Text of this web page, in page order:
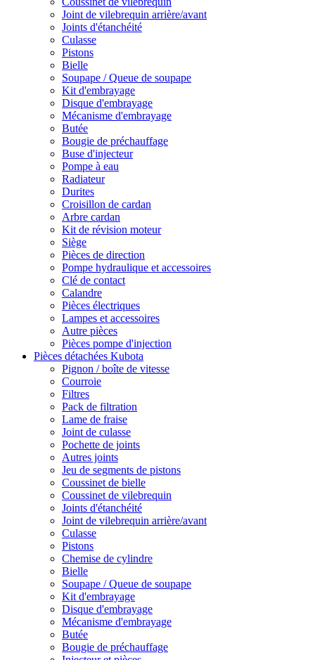
Joint de vilebrequin arrière/avant
Joints d'étanchéité
Culasse
Pistons
Bielle
Soupape / Queue de soupape
Kit d'embrayage
Disque d'embrayage
Mécanisme d'embrayage
Butée
Bougie de préchauffage
Buse d'injecteur
Pompe à eau
Radiateur
Durites
Croisillon de cardan
Arbre cardan
Kit de révision moteur
Siège
Pièces de direction
Pompe hydraulique et accessoires
Clé de contact
Calandre
Pièces électriques
Lampes et accessoires
Autre pièces
Pièces pompe d'injection
Pièces détachées Kubota
Pignon / boîte de vitesse
Courroie
Filtres
Pack de filtration
Lame de fraise
Joint de culasse
Pochette de joints
Autres joints
Jeu de segments de pistons
Coussinet de bielle
Coussinet de vilebrequin
Joints d'étanchéité
Joint de vilebrequin arrière/avant
Culasse
Pistons
Chemise de cylindre
Bielle
Soupape / Queue de soupape
Kit d'embrayage
Disque d'embrayage
Mécanisme d'embrayage
Butée
Bougie de préchauffage